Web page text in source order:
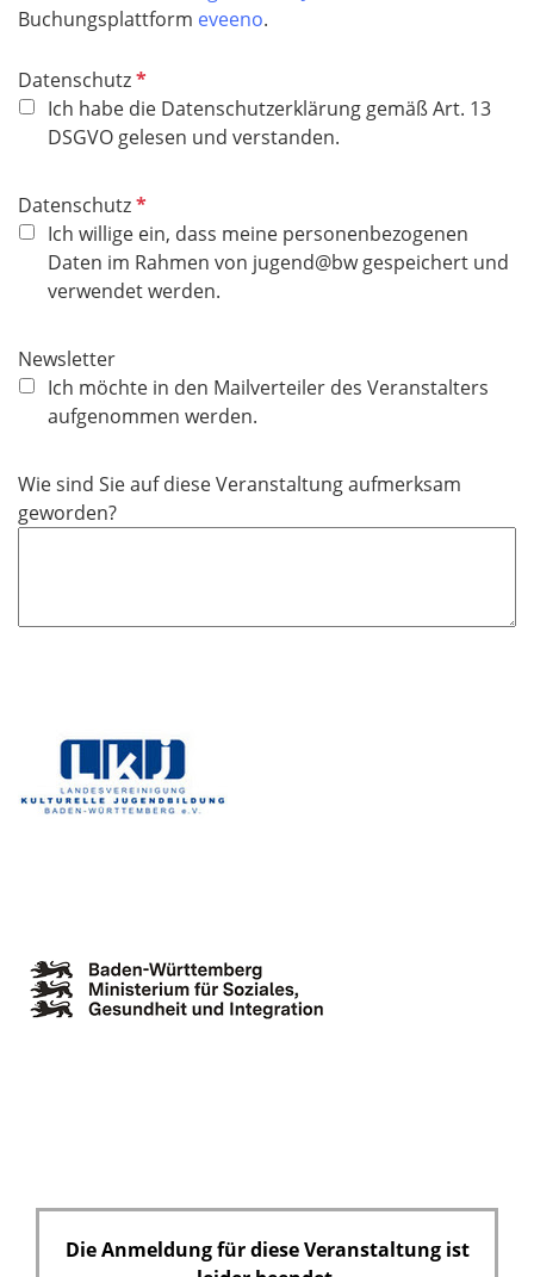
Buchungsplattform eveeno.
DatenschutzP
f
l
c
h
t
e
Ich habe die Datenschutzerklärung gemäß Art. 13
DSGVO gelesen und verstanden.
DatenschutzP
f
i
t
f
e
d
Ich willige ein, dass meine personenbezogenen
Daten im Rahmen von jugend@bw gespeichert und
verwendet werden.
Newsletter
Ich möchte in den Mailverteiler des Veranstalters
aufgenommen werden.
Wie sind Sie auf diese Veranstaltung aufmerksam
geworden?
Die Anmeldung für diese Veranstaltung ist